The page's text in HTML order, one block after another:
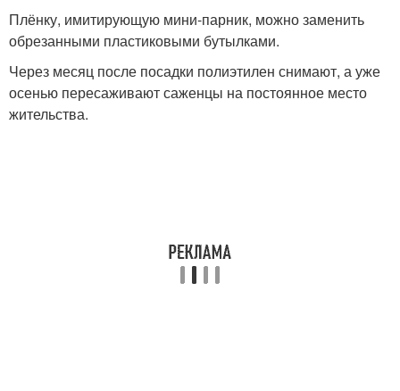
Плёнку, имитирующую мини-парник, можно заменить
обрезанными пластиковыми бутылками.
Через месяц после посадки полиэтилен снимают, а уже
осенью пересаживают саженцы на постоянное место
жительства.